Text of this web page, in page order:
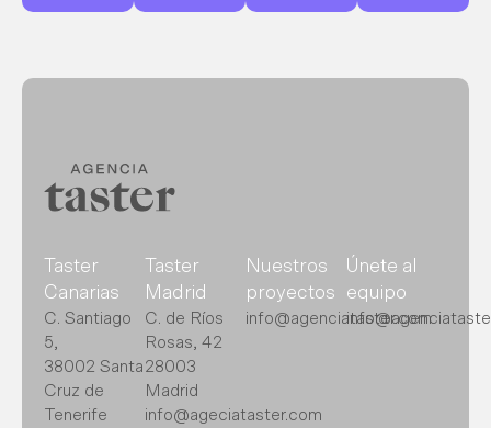
Taster
Canarias
C. Santiago
5,
38002 Santa
Cruz de
Tenerife
Taster
Madrid
C. de Ríos
Rosas, 42
28003
Madrid
info@ageciataster.com
Nuestros
proyectos
info@agenciataster.com
Únete al
equipo